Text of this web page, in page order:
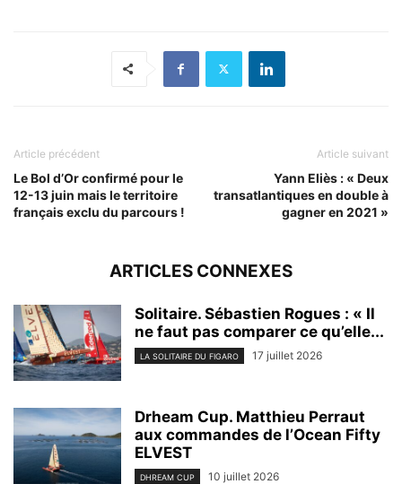
Article précédent
Le Bol d’Or confirmé pour le
12-13 juin mais le territoire
français exclu du parcours !
Article suivant
Yann Eliès : « Deux
transatlantiques en double à
gagner en 2021 »
ARTICLES CONNEXES
Solitaire. Sébastien Rogues : « Il
ne faut pas comparer ce qu’elle...
LA SOLITAIRE DU FIGARO 17 juillet 2026
Drheam Cup. Matthieu Perraut
aux commandes de l’Ocean Fifty
ELVEST
DHREAM CUP 10 juillet 2026